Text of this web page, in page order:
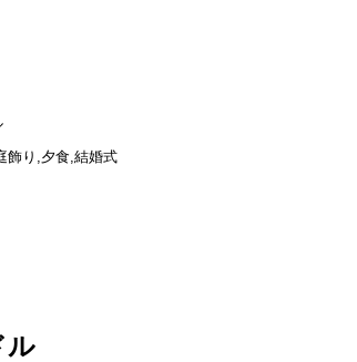
飾り,夕食,結婚式
ル